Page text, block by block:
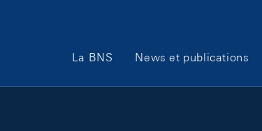
Main Navigation
La BNS News et publications